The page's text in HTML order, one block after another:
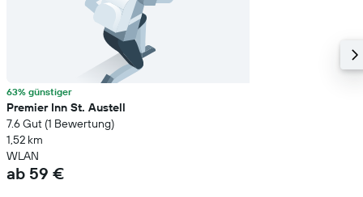
63% günstiger
Premier Inn St. Austell
7.6 Gut (1 Bewertung)
1,52 km
WLAN
ab 59 €